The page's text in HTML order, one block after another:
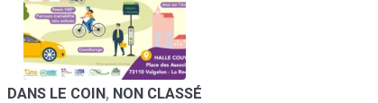
DANS LE COIN, NON CLASSÉ